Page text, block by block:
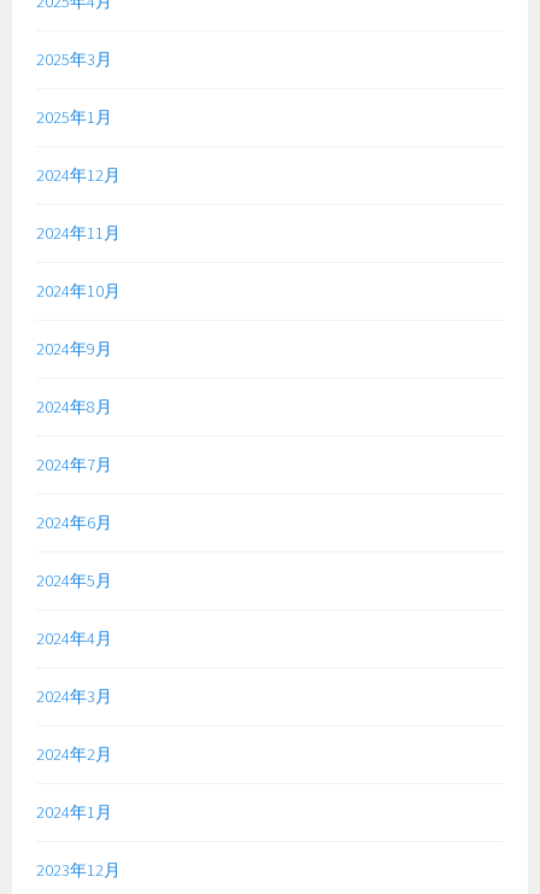
2025年3月
2025年1月
2024年12月
2024年11月
2024年10月
2024年9月
2024年8月
2024年7月
2024年6月
2024年5月
2024年4月
2024年3月
2024年2月
2024年1月
2023年12月